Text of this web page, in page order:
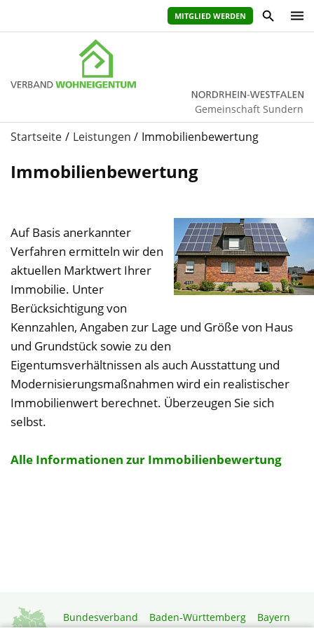
MITGLIED WERDEN
Gemeinschaft Sundern
Startseite Leistungen Immobilienbewertung
Immobilienbewertung
Auf Basis anerkannter
Verfahren ermitteln wir den
aktuellen Marktwert Ihrer
Immobilie. Unter
Berücksichtigung von
Kennzahlen, Angaben zur Lage und Größe von Haus
und Grundstück sowie zu den
Eigentumsverhältnissen als auch Ausstattung und
Modernisierungsmaßnahmen wird ein realistischer
Immobilienwert berechnet. Überzeugen Sie sich
selbst.
Alle Informationen zur Immobilienbewertung
Bundesverband Baden-Württemberg
Bayern